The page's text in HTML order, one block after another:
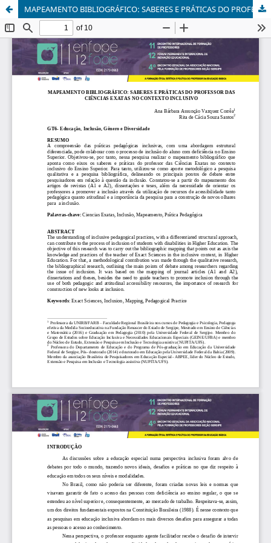
MAPEAMENTO BIBLIOGRÁFICO: SABERES E PRÁTICAS DO PROFESSOR DAS CIÊNCIAS EXATAS NO CONTEXTO INCLUSIVO